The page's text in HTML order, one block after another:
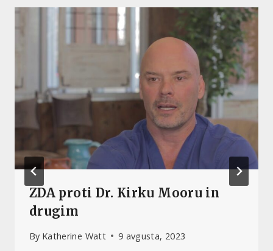
ZDA proti Dr. Kirku Mooru in
drugim
By Katherine Watt 9 avgusta, 2023